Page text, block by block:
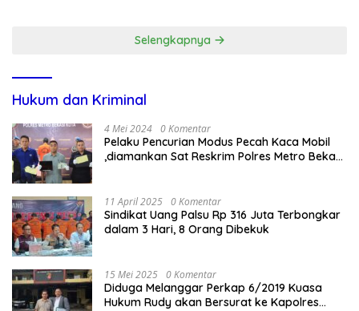
Selengkapnya
Hukum dan Kriminal
4 Mei 2024 0 Komentar
Pelaku Pencurian Modus Pecah Kaca Mobil
,diamankan Sat Reskrim Polres Metro Bekasi
11 April 2025 0 Komentar
Sindikat Uang Palsu Rp 316 Juta Terbongkar
dalam 3 Hari, 8 Orang Dibekuk
15 Mei 2025 0 Komentar
Diduga Melanggar Perkap 6/2019 Kuasa
Hukum Rudy akan Bersurat ke Kapolres